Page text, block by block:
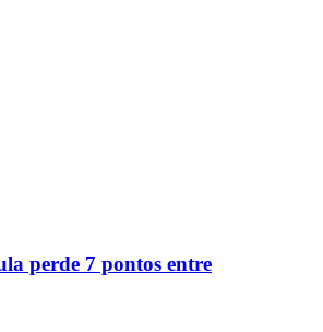
perde 7 pontos entre